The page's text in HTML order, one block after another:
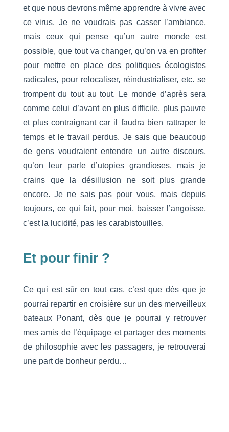
et que nous devrons même apprendre à vivre avec
ce virus. Je ne voudrais pas casser l’ambiance,
mais ceux qui pense qu’un autre monde est
possible, que tout va changer, qu’on va en profiter
pour mettre en place des politiques écologistes
radicales, pour relocaliser, réindustrialiser, etc. se
trompent du tout au tout. Le monde d’après sera
comme celui d’avant en plus difficile, plus pauvre
et plus contraignant car il faudra bien rattraper le
temps et le travail perdus. Je sais que beaucoup
de gens voudraient entendre un autre discours,
qu’on leur parle d’utopies grandioses, mais je
crains que la désillusion ne soit plus grande
encore. Je ne sais pas pour vous, mais depuis
toujours, ce qui fait, pour moi, baisser l’angoisse,
c’est la lucidité, pas les carabistouilles.
Et pour finir ?
Ce qui est sûr en tout cas, c’est que dès que je
pourrai repartir en croisière sur un des merveilleux
bateaux Ponant, dès que je pourrai y retrouver
mes amis de l’équipage et partager des moments
de philosophie avec les passagers, je retrouverai
une part de bonheur perdu…